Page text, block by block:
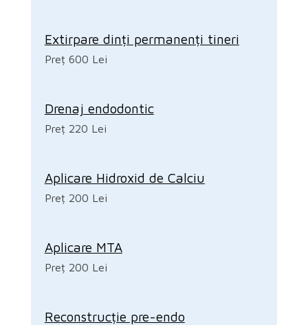
Extirpare dinți permanenți tineri
Preț 600 Lei
Drenaj endodontic
Preț 220 Lei
Aplicare Hidroxid de Calciu
Preț 200 Lei
Aplicare MTA
Preț 200 Lei
Reconstrucție pre-endo